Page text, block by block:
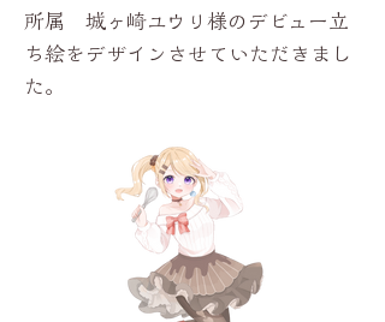
所属 城ヶ崎ユウリ様のデビュー立
ち絵をデザインさせていただきまし
た。